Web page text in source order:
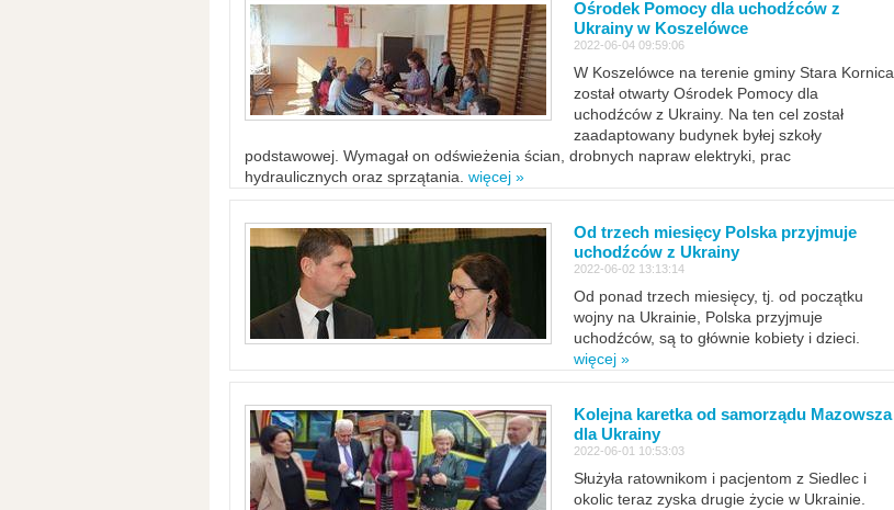
Ośrodek Pomocy dla uchodźców z
Ukrainy w Koszelówce
2022-06-04 09:59:06
W Koszelówce na terenie gminy Stara Kornica
został otwarty Ośrodek Pomocy dla
uchodźców z Ukrainy. Na ten cel został
zaadaptowany budynek byłej szkoły
podstawowej. Wymagał on odświeżenia ścian, drobnych napraw elektryki, prac
hydraulicznych oraz sprzątania. więcej »
Od trzech miesięcy Polska przyjmuje
uchodźców z Ukrainy
2022-06-02 13:13:14
Od ponad trzech miesięcy, tj. od początku
wojny na Ukrainie, Polska przyjmuje
uchodźców, są to głównie kobiety i dzieci.
więcej »
Kolejna karetka od samorządu Mazowsza
dla Ukrainy
2022-06-01 10:53:03
Służyła ratownikom i pacjentom z Siedlec i
okolic teraz zyska drugie życie w Ukrainie.